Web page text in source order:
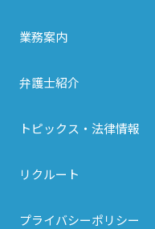
業務案内
弁護士紹介
トピックス・法律情報
リクルート
プライバシーポリシー